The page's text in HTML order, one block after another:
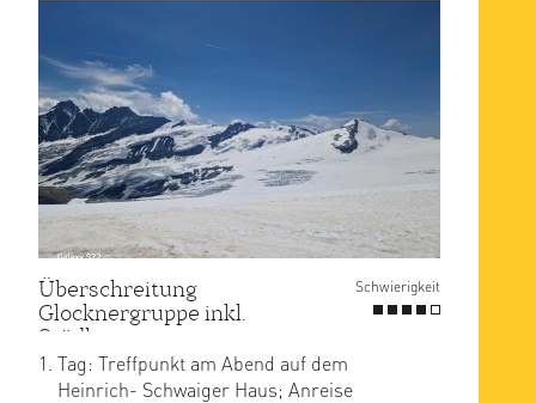
Überschreitung
Glocknergruppe inkl.
Stüdlgrat
Schwierigkeit
Tag: Treffpunkt am Abend auf dem
Heinrich- Schwaiger Haus; Anreise